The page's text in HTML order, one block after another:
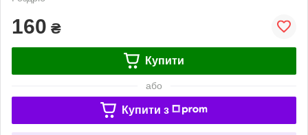
160 ₴
Купити
або
Купити з